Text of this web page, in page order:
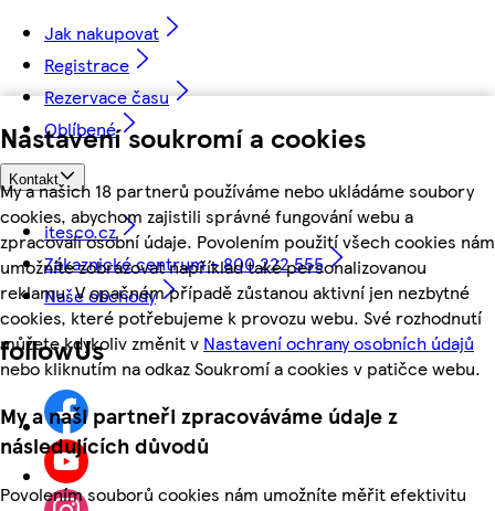
Nastavení soukromí a cookies
My a našich 18 partnerů používáme nebo ukládáme soubory
cookies, abychom zajistili správné fungování webu a
zpracovali osobní údaje. Povolením použití všech cookies nám
umožníte zobrazovat například také personalizovanou
reklamu. V opačném případě zůstanou aktivní jen nezbytné
cookies, které potřebujeme k provozu webu. Své rozhodnutí
můžete kdykoliv změnit v Nastavení ochrany osobních údajů
nebo kliknutím na odkaz Soukromí a cookies v patičce webu.
My a naši partneři zpracováváme údaje z
následujících důvodů
Povolením souborů cookies nám umožníte měřit efektivitu
Jak nakupovat
Registrace
Rezervace času
Oblíbené
Kontakt
itesco.cz
Zákaznické centrum - 800 222 555
Naše obchody
followUs